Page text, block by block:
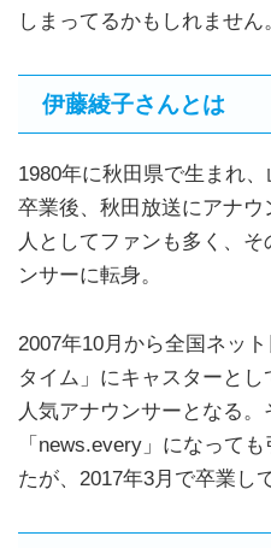
しまってるかもしれません
伊藤綾子さんとは
1980年に秋田県で生まれ
卒業後、秋田放送にアナ
人としてファンも多く、
ンサーに転身。
2007年10月から全国ネッ
タイム」にキャスターと
人気アナウンサーとなる
「news.every」になって
たが、2017年3月で卒業し